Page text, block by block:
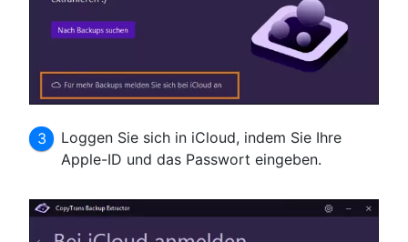
Loggen Sie sich in iCloud, indem Sie Ihre
Apple-ID und das Passwort eingeben.